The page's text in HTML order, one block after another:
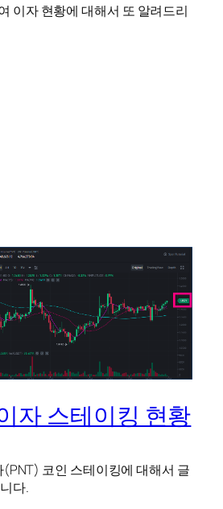
이자 현황에 대해서 또 알려드리
자 스테이킹 현황
코인 스테이킹에 대해서 글
다.